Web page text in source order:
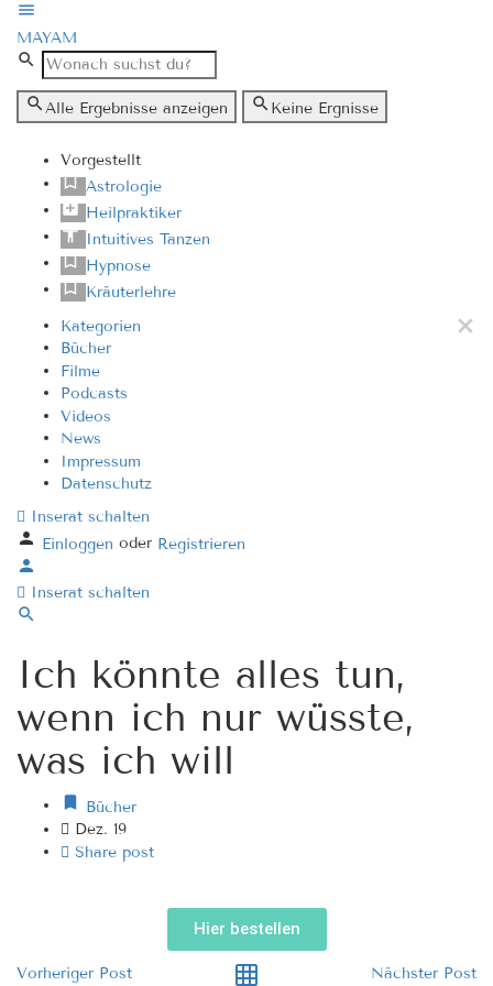
MAYAM
Alle Ergebnisse anzeigen Keine Ergnisse
Vorgestellt
Astrologie
Heilpraktiker
Intuitives Tanzen
Hypnose
Kräuterlehre
Kategorien
Bücher
Filme
Podcasts
Videos
News
Impressum
Datenschutz
Inserat schalten
Einloggen oder Registrieren
Inserat schalten
Ich könnte alles tun,
wenn ich nur wüsste,
was ich will
Bücher
Dez. 19
Share post
Hier bestellen
Vorheriger Post Nächster Post